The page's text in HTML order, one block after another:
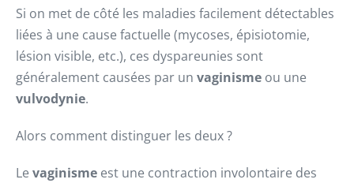
Si on met de côté les maladies facilement détectables
liées à une cause factuelle (mycoses, épisiotomie,
lésion visible, etc.), ces dyspareunies sont
généralement causées par un vaginisme ou une
vulvodynie.
Alors comment distinguer les deux ?
Le vaginisme est une contraction involontaire des